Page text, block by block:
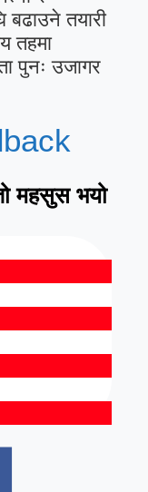
बढाउने तयारी
तहमा
पुनः उजागर
महसुस भयो